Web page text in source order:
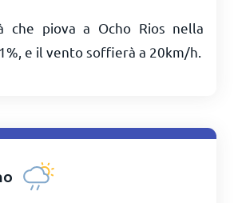
che piova a Ocho Rios nella
e il vento soffierà a 20km/h